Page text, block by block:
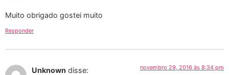
Muito obrigado gostei muito
Responder
Unknown disse: novembro 29, 2016 às 8:34 pm